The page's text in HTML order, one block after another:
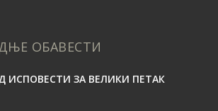
ОБАВЕСТИ
ИСПОВЕСТИ ЗА ВЕЛИКИ ПЕТАК